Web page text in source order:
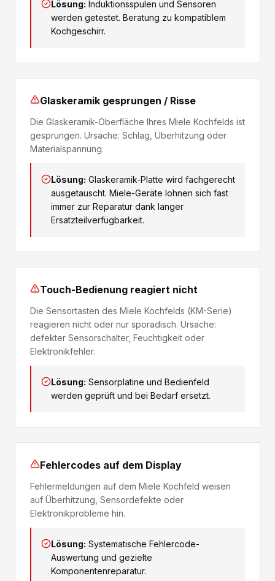
Lösung: Induktionsspulen und Sensoren
werden getestet. Beratung zu kompatiblem
Kochgeschirr.
Glaskeramik gesprungen / Risse
Die Glaskeramik-Oberfläche Ihres Miele Kochfelds ist
gesprungen. Ursache: Schlag, Überhitzung oder
Materialspannung.
Lösung: Glaskeramik-Platte wird fachgerecht
ausgetauscht. Miele-Geräte lohnen sich fast
immer zur Reparatur dank langer
Ersatzteilverfügbarkeit.
Touch-Bedienung reagiert nicht
Die Sensortasten des Miele Kochfelds (KM-Serie)
reagieren nicht oder nur sporadisch. Ursache:
defekter Sensorschalter, Feuchtigkeit oder
Elektronikfehler.
Lösung: Sensorplatine und Bedienfeld
werden geprüft und bei Bedarf ersetzt.
Fehlercodes auf dem Display
Fehlermeldungen auf dem Miele Kochfeld weisen
auf Überhitzung, Sensordefekte oder
Elektronikprobleme hin.
Lösung: Systematische Fehlercode-
Auswertung und gezielte
Komponentenreparatur.